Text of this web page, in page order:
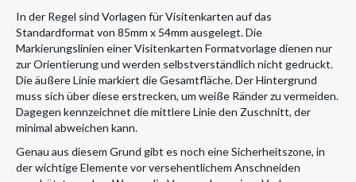
In der Regel sind Vorlagen für Visitenkarten auf das
Standardformat von 85mm x 54mm ausgelegt. Die
Markierungslinien einer Visitenkarten Formatvorlage dienen nur
zur Orientierung und werden selbstverständlich nicht gedruckt.
Die äußere Linie markiert die Gesamtfläche. Der Hintergrund
muss sich über diese erstrecken, um weiße Ränder zu vermeiden.
Dagegen kennzeichnet die mittlere Linie den Zuschnitt, der
minimal abweichen kann.
Genau aus diesem Grund gibt es noch eine Sicherheitszone, in
der wichtige Elemente vor versehentlichem Anschneiden